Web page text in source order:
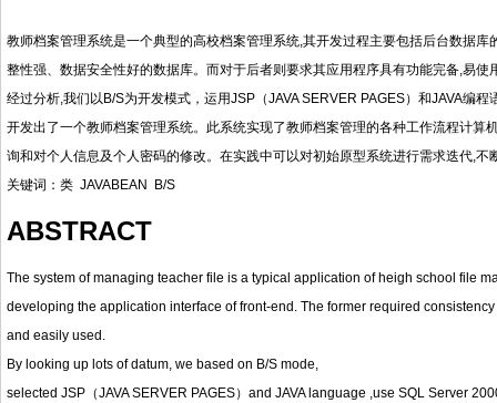
教师档案管理系统是一个典型的高校档案管理系统,其开发过程主要包括后台数据
整性强、数据安全性好的数据库。而对于后者则要求其应用程序具有功能完备,易使
经过分析,我们以B/S为开发模式，运用JSP（JAVA SERVER PAGES）和JAVA编
开发出了一个教师档案管理系统。此系统实现了教师档案管理的各种工作流程计
询和对个人信息及个人密码的修改。在实践中可以对初始原型系统进行需求迭代,不
关键词：类 JAVABEAN B/S
ABSTRACT
The system of managing teacher file is a typical application of heigh school file
developing the application interface of front-end. The former required
and easily used.
By looking up lots of datum, we based on B/S mode,
selected JSP（JAVA SERVER PAGES）and JAVA language ,use SQL Server